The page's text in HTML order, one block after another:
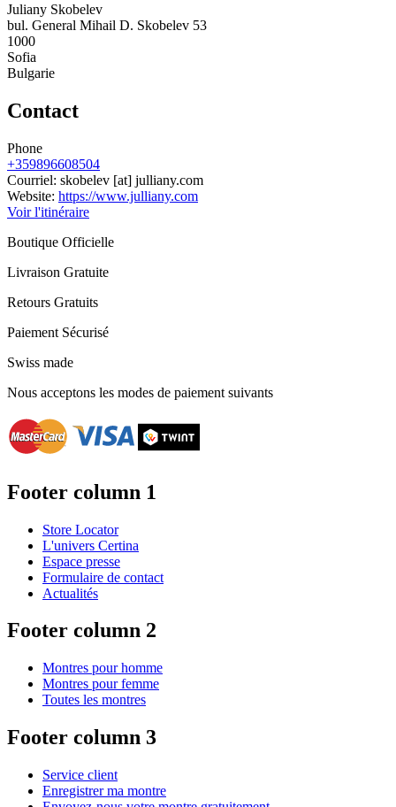
Juliany Skobelev
bul. General Mihail D. Skobelev 53
1000
Sofia
Bulgarie
Contact
Phone
+359896608504
Courriel: skobelev [at] julliany.com
Website: https://www.julliany.com
Voir l'itinéraire
Boutique Officielle
Livraison Gratuite
Retours Gratuits
Paiement Sécurisé
Swiss made
Nous acceptons les modes de paiement suivants
Footer column 1
Store Locator
L'univers Certina
Espace presse
Formulaire de contact
Actualités
Footer column 2
Montres pour homme
Montres pour femme
Toutes les montres
Footer column 3
Service client
Enregistrer ma montre